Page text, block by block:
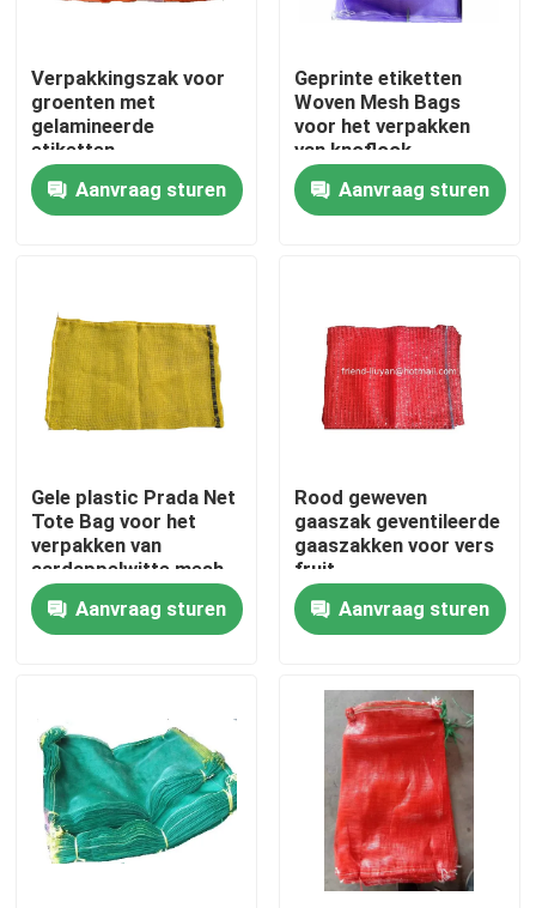
Thuis
Over ons
Contacteer ons
Vraag een offerte aan
Magnetisch gaasdeurengordijn
Venster Fly Screen
Verpakkingszak voor
groenten met
gelamineerde
etiketten
Aanvraag sturen
Geprinte etiketten
Woven Mesh Bags
voor het verpakken
van knoflook
gemberzakken
Aanvraag sturen
Gele plastic Prada Net
Tote Bag voor het
verpakken van
aardappelwitte mesh
verpakkingszakken
Aanvraag sturen
Rood geweven
gaaszak geventileerde
gaaszakken voor vers
fruit
Aanvraag sturen